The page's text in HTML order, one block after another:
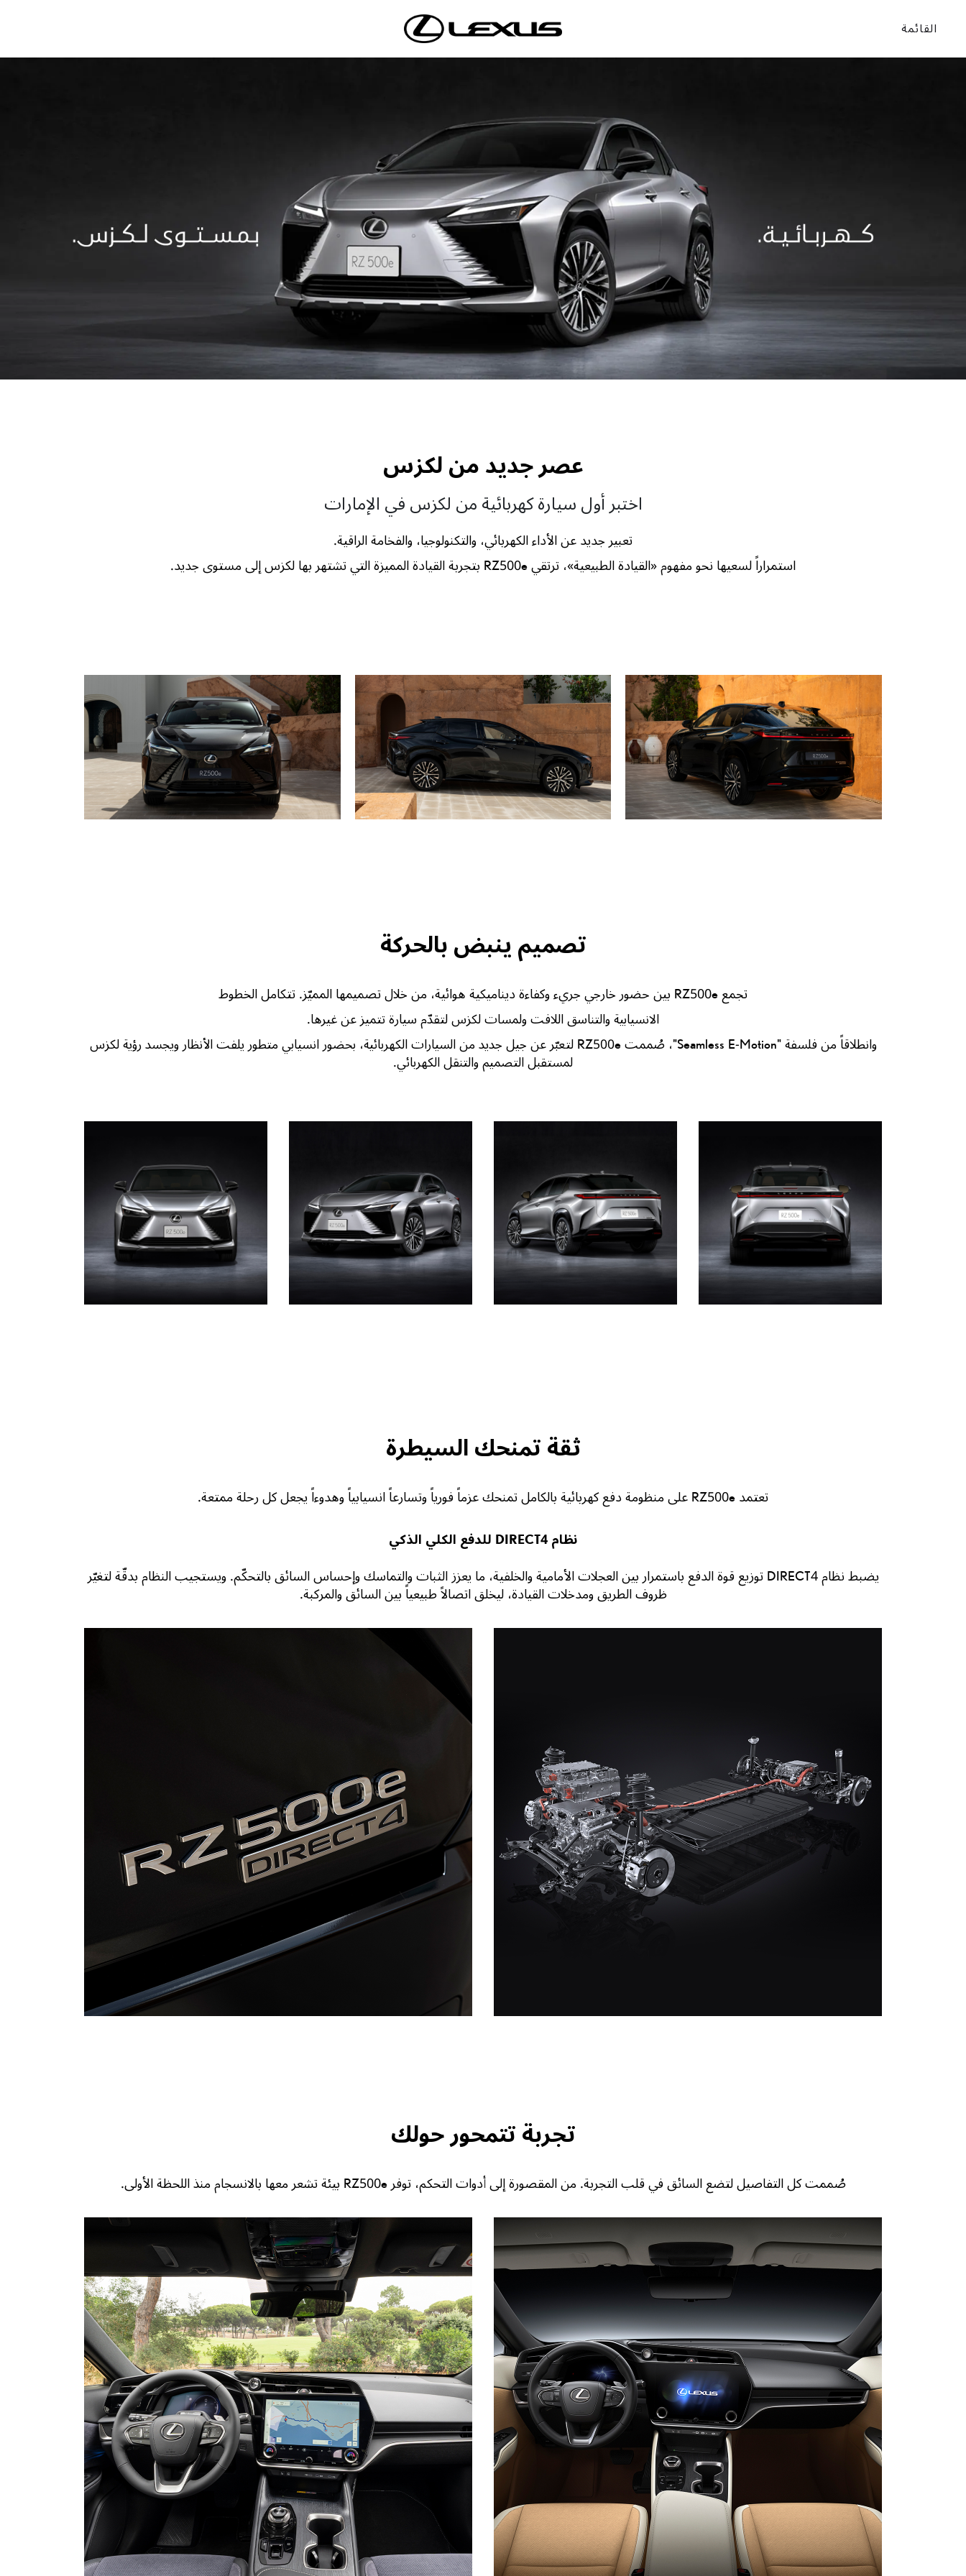
القائمة
عصر جديد من لكزس
اختبر أول سيارة كهربائية من لكزس في الإمارات
تعبير جديد عن الأداء الكهربائي، والتكنولوجيا، والفخامة الراقية.
استمراراً لسعيها نحو مفهوم «القيادة الطبيعية»، ترتقي RZ500e بتجربة القيادة المميزة التي تشتهر بها لكزس إلى مستوى جديد.
Previous
Next
تصميم ينبض بالحركة
تجمع RZ500e بين حضور خارجي جريء وكفاءة ديناميكية هوائية، من خلال تصميمها المميّز. تتكامل الخطوط
الانسيابية والتناسق اللافت ولمسات لكزس لتقدّم سيارة تتميز عن غيرها.
وانطلاقاً من فلسفة "Seamless E-Motion"، صُممت RZ500e لتعبّر عن جيل جديد من السيارات الكهربائية، بحضور انسيابي متطور يلفت الأنظار ويجسد رؤية لكزس
لمستقبل التصميم والتنقل الكهربائي.
ثقة تمنحك السيطرة
تعتمد RZ500e على منظومة دفع كهربائية بالكامل تمنحك عزماً فورياً وتسارعاً انسيابياً وهدوءاً يجعل كل رحلة ممتعة.
نظام DIRECT4 للدفع الكلي الذكي
يضبط نظام DIRECT4 توزيع قوة الدفع باستمرار بين العجلات الأمامية والخلفية، ما يعزز الثبات والتماسك وإحساس السائق بالتحكّم. ويستجيب النظام بدقّة لتغيّر
ظروف الطريق ومدخلات القيادة، ليخلق اتصالاً طبيعياً بين السائق والمركبة.
تجربة تتمحور حولك
صُممت كل التفاصيل لتضع السائق في قلب التجربة. من المقصورة إلى أدوات التحكم، توفر RZ500e بيئة تشعر معها بالانسجام منذ اللحظة الأولى.